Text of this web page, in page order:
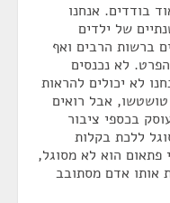
בודדים. אנחנו
של ילדים
ברשות הרבים ואף
לא נכנסים
לא יכולים להראות
אבל רואים
בכספי ציבור
ללכת בקלות
פתאום הוא לא מסוגל,
אותו אדם מסתובב